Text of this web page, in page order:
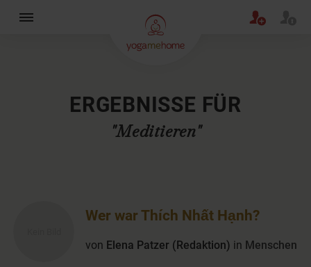
ERGEBNISSE FÜR
"Meditieren"
Wer war Thích Nhất Hạnh?
von Elena Patzer (Redaktion) in Menschen